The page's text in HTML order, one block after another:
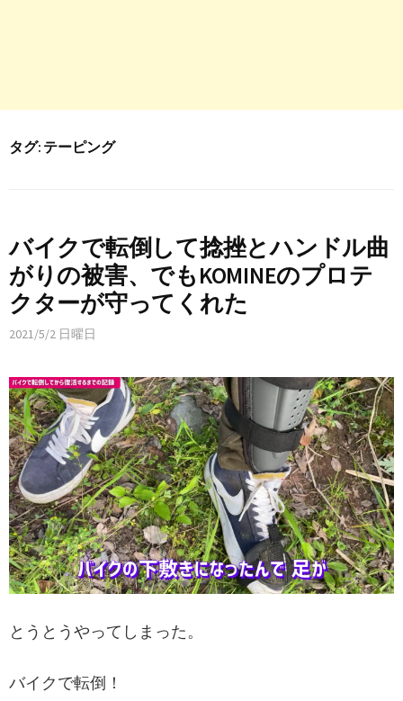
タグ: テーピング
バイクで転倒して捻挫とハンドル曲
がりの被害、でもKOMINEのプロテ
クターが守ってくれた
2021/5/2 日曜日
とうとうやってしまった。
バイクで転倒！